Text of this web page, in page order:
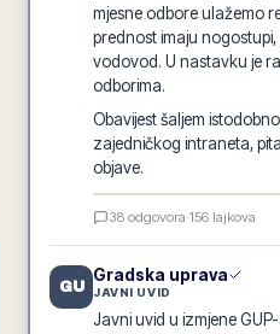
mjesne odbore ulažemo
prednost imaju
vodovod. U nastavku je
odborima.
Obavijest šaljem
zajedničkog intraneta,
objave.
GRADSKA OBAVIJEST
38 odgovora·156 lajkova
GU
Gradska uprava
JAVNI UVID
Javni uvid u izmjene